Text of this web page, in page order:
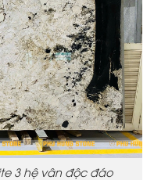
3 hệ vân độc đáo